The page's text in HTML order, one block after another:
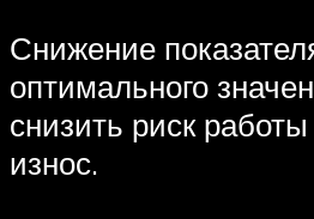
Снижение
оптимального
снизить риск
износ.